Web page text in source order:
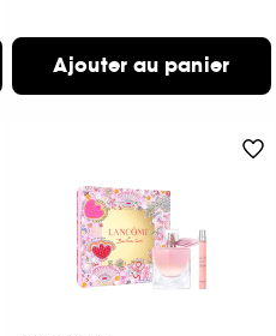
Ajouter au panier